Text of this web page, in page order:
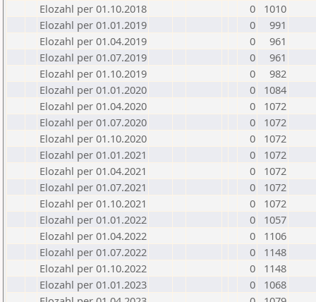
Elozahl per 01.10.2018
0
1010
Elozahl per 01.01.2019
0
991
Elozahl per 01.04.2019
0
961
Elozahl per 01.07.2019
0
961
Elozahl per 01.10.2019
0
982
Elozahl per 01.01.2020
0
1084
Elozahl per 01.04.2020
0
1072
Elozahl per 01.07.2020
0
1072
Elozahl per 01.10.2020
0
1072
Elozahl per 01.01.2021
0
1072
Elozahl per 01.04.2021
0
1072
Elozahl per 01.07.2021
0
1072
Elozahl per 01.10.2021
0
1072
Elozahl per 01.01.2022
0
1057
Elozahl per 01.04.2022
0
1106
Elozahl per 01.07.2022
0
1148
Elozahl per 01.10.2022
0
1148
Elozahl per 01.01.2023
0
1068